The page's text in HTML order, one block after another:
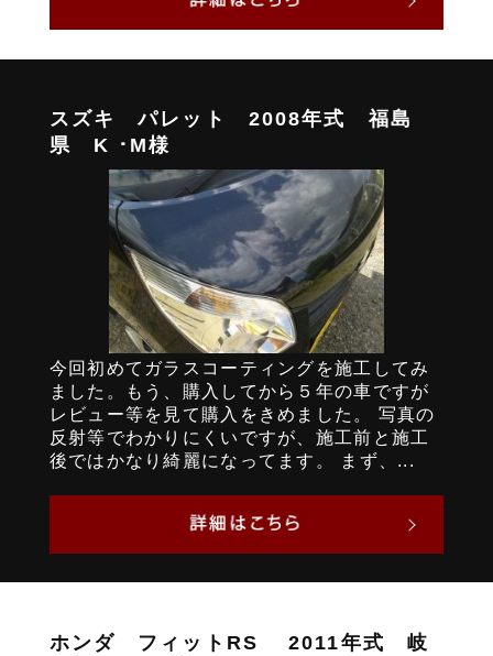
スズキ パレット 2008年式 福島
県 K ･M様
今回初めてガラスコーティングを施工してみ
ました。もう、購入してから５年の車ですが
レビュー等を見て購入をきめました。 写真の
反射等でわかりにくいですが、施工前と施工
後ではかなり綺麗になってます。 まず、...
ホンダ フィットRS 2011年式 岐